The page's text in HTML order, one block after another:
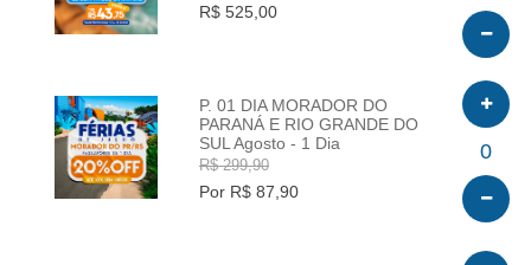
R$ 525,00
INFO
P. 01 DIA MORADOR DO
PARANÁ E RIO GRANDE DO
SUL Agosto - 1 Dia
R$ 299,90
Por R$ 87,90
0